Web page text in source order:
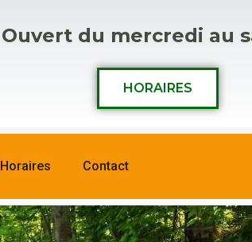
Ouvert du mercredi au
HORAIRES
Horaires Contact